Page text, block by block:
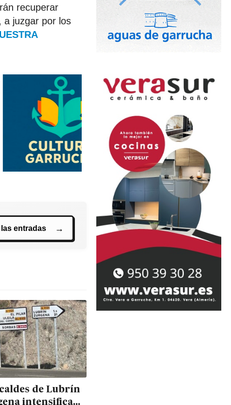
recuperar
a juzgar por los
entradas
de Lubrín
intensifican